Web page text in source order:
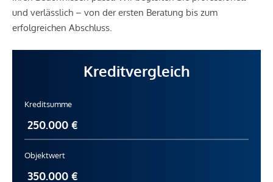
und verlässlich – von der ersten Beratung bis zum
erfolgreichen Abschluss.
Kreditvergleich
Kreditsumme
Objektwert